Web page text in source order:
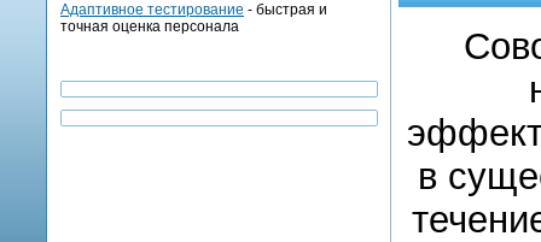
в
Адаптивное тестирование - быстрая и
точная оценка персонала